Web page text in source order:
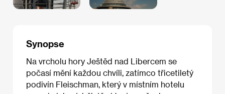
Synopse
Na vrcholu hory Ještěd nad Libercem se
počasí mění každou chvíli, zatímco třicetiletý
podivín Fleischman, který v místním hotelu